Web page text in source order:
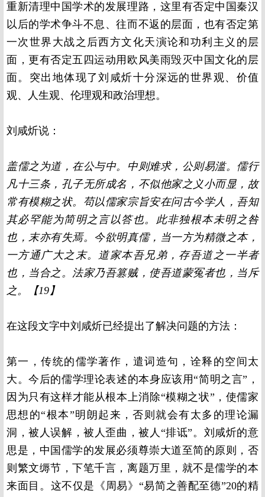
重新清理中国学术的发展理路，这里有否定中国秦汉
以后的学术争斗不息、往而不返的层面，也有否定第
一次世界大战之后西方文化天演论和功利主义的层
面，更有否定五四运动用欧风美雨毁灭中国文化的层
面。突出地体现了刘咸炘十分深远的世界观、价值
观、人生观、伦理观和政治理想。
刘咸炘说：
盖儒之为道，在公与中。中则难求，公则易滥。儒行
凡十三条，孔子无所成名，不似他家之义小而显，故
常有模糊之状。苟以儒家宗旨安在问古今学人，吾知
其必罕能为简明之言以答也。此非独根本未明之咎
也，末亦有失焉。今欲明真儒，当一方为精微之本，
一方通广大之末。道家本吾兄弟，存吾道之一半者
也，当合之。法家乃吾篡贼，使吾道蒙冤者也，当斥
之。【19】
在这段文字中刘咸炘已经提出了解决问题的方法：
第一，传统的儒学著作，遣词造句，诠释的空间太
大。今后的儒学理论表述的本身应该用“简明之言”，
因为只有这样才能从根本上消除“模糊之状”，使儒家
思想的“根本”明朗起来，否则就会有太多的理论漏
洞，被人误解，被人歪曲，被人“排诋”。刘咸炘的意
思是，中国儒学的发展必须尊崇大道至简的原则，否
则繁文缛节，下笔千言，离题万里，就不是儒学的本
来面目。这不仅是《周易》“易简之善配至德”20的精